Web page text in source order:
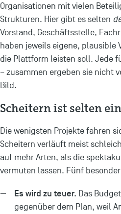
Organisationen mit vielen
Strukturen. Hier gibt es selten
Vorstand, Geschäftsstelle,
haben jeweils eigene, plausible
die Plattform leisten soll. Jede
– zusammen ergeben sie nicht
Bild.
Scheitern ist selten
Die wenigsten Projekte fahren
Scheitern verläuft meist
auf mehr Arten, als die
vermuten lassen. Fünf
Es wird zu teuer. Das
gegenüber dem Plan, weil